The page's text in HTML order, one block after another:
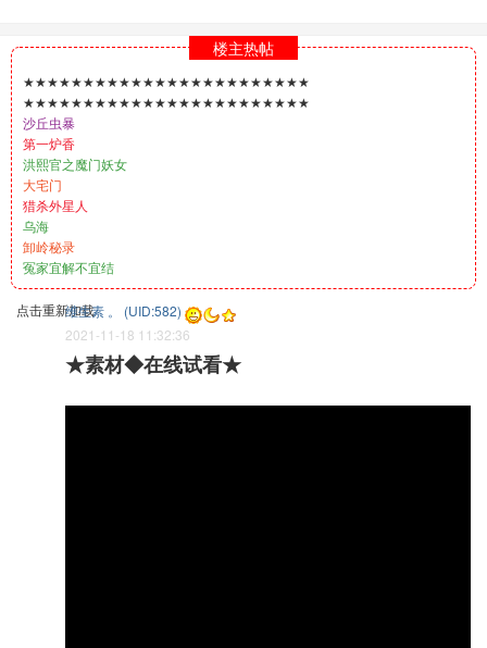
楼主热帖
★★★★★★★★★★★★★★★★★★★★★★★★
★★★★★★★★★★★★★★★★★★★★★★★★
沙丘虫暴
第一炉香
洪熙官之魔门妖女
大宅门
猎杀外星人
乌海
卸岭秘录
冤家宜解不宜结
点击重新加载维生素 。 (UID:582)
2021-11-18 11:32:36
★素材◆在线试看★